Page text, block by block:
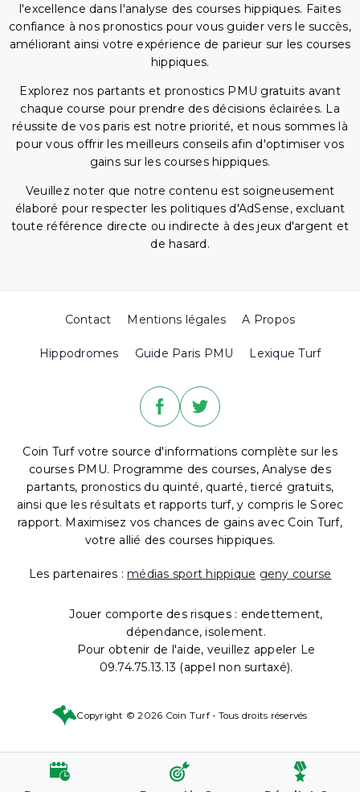
l'excellence dans l'analyse des courses hippiques. Faites
confiance à nos pronostics pour vous guider vers le succès,
améliorant ainsi votre expérience de parieur sur les courses
hippiques.
Explorez nos partants et pronostics PMU gratuits avant
chaque course pour prendre des décisions éclairées. La
réussite de vos paris est notre priorité, et nous sommes là
pour vous offrir les meilleurs conseils afin d'optimiser vos
gains sur les courses hippiques.
Veuillez noter que notre contenu est soigneusement
élaboré pour respecter les politiques d'AdSense, excluant
toute référence directe ou indirecte à des jeux d'argent et
de hasard.
Contact Mentions légales A Propos
Hippodromes Guide Paris PMU Lexique Turf
Coin Turf votre source d'informations complète sur les
courses PMU. Programme des courses, Analyse des
partants, pronostics du quinté, quarté, tiercé gratuits,
ainsi que les résultats et rapports turf, y compris le Sorec
rapport. Maximisez vos chances de gains avec Coin Turf,
votre allié des courses hippiques.
Les partenaires : médias sport hippique geny course
Jouer comporte des risques : endettement,
dépendance, isolement.
Pour obtenir de l'aide, veuillez appeler Le
09.74.75.13.13 (appel non surtaxé).
Copyright © 2026 Coin Turf - Tous droits réservés